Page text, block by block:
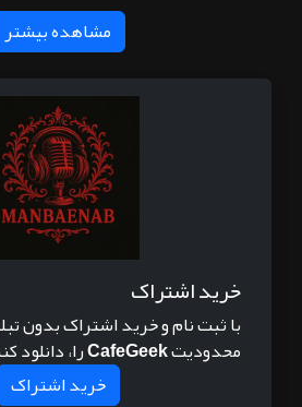
مشاهده بیشتر
خرید اشتراک
با ثبت نام و خرید اشتراک بدون
محدودیتCafeGeekرا، دانلود
خرید اشتراک